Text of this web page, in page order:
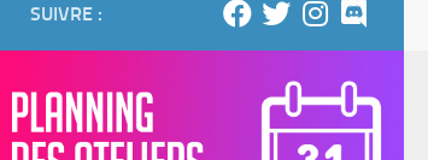
SUIVRE :